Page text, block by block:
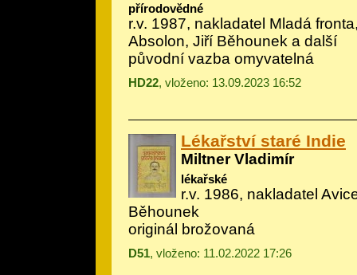
přírodovědné
r.v. 1987, nakladatel Mladá
Absolon, Jiří Běhounek a další
původní vazba omyvatelná
HD22, vloženo: 13.09.2023 16:52
Lékařství staré Indie
Miltner Vladimír
lékařské
r.v. 1986, nakladatel
Běhounek
originál brožovaná
D51, vloženo: 11.02.2022 17:26